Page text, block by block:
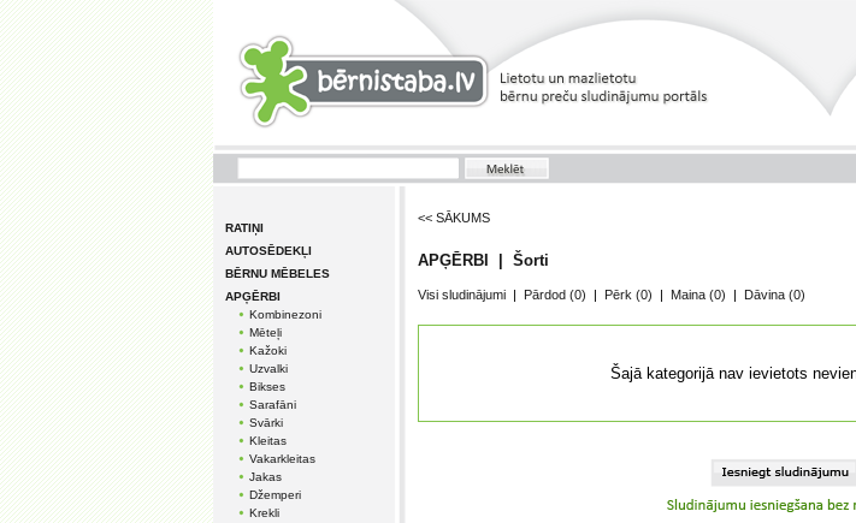
RATIŅI
AUTOSĒDEKĻI
BĒRNU MĒBELES
APĢĒRBI
Kombinezoni
Mēteļi
Kažoki
Uzvalki
Bikses
Sarafāni
Svārki
Kleitas
Vakarkleitas
Jakas
Džemperi
Krekli
<< SĀKUMS
APĢĒRBI | Šorti
Visi sludinājumi | Pārdod (0) | Pērk (0) | Maina (0) | Dāvina (0)
Šajā kategorijā nav ievietots